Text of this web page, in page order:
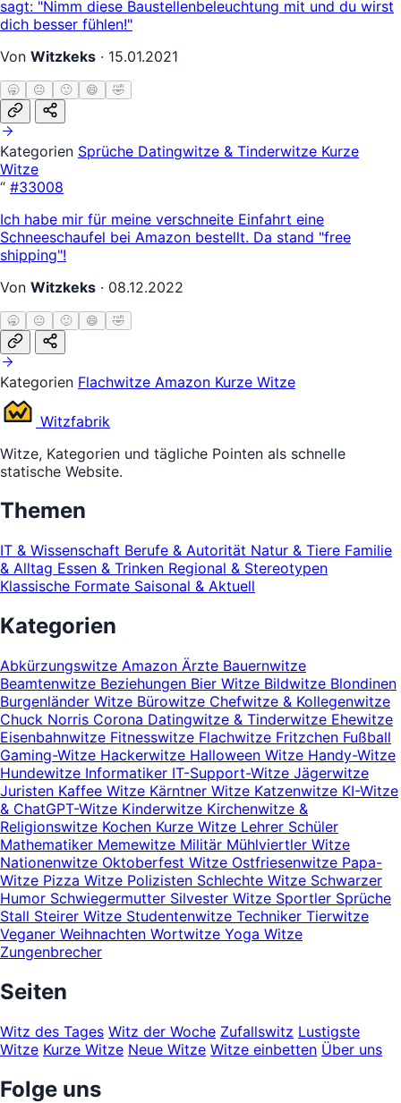
sagt: "Nimm diese Baustellenbeleuchtung mit und du wirst
dich besser fühlen!"
Von Witzkeks · 15.01.2021
🥱 😐 🙂 😄 🤣
Kategorien Sprüche Datingwitze & Tinderwitze Kurze
Witze
“ #33008
Ich habe mir für meine verschneite Einfahrt eine
Schneeschaufel bei Amazon bestellt. Da stand "free
shipping"!
Von Witzkeks · 08.12.2022
🥱 😐 🙂 😄 🤣
Kategorien Flachwitze Amazon Kurze Witze
Witzfabrik
Witze, Kategorien und tägliche Pointen als schnelle
statische Website.
Themen
IT & Wissenschaft Berufe & Autorität Natur & Tiere Familie
& Alltag Essen & Trinken Regional & Stereotypen
Klassische Formate Saisonal & Aktuell
Kategorien
Abkürzungswitze Amazon Ärzte Bauernwitze
Beamtenwitze Beziehungen Bier Witze Bildwitze Blondinen
Burgenländer Witze Bürowitze Chefwitze & Kollegenwitze
Chuck Norris Corona Datingwitze & Tinderwitze Ehewitze
Eisenbahnwitze Fitnesswitze Flachwitze Fritzchen Fußball
Gaming-Witze Hackerwitze Halloween Witze Handy-Witze
Hundewitze Informatiker IT-Support-Witze Jägerwitze
Juristen Kaffee Witze Kärntner Witze Katzenwitze KI-Witze
& ChatGPT-Witze Kinderwitze Kirchenwitze &
Religionswitze Kochen Kurze Witze Lehrer Schüler
Mathematiker Memewitze Militär Mühlviertler Witze
Nationenwitze Oktoberfest Witze Ostfriesenwitze Papa-
Witze Pizza Witze Polizisten Schlechte Witze Schwarzer
Humor Schwiegermutter Silvester Witze Sportler Sprüche
Stall Steirer Witze Studentenwitze Techniker Tierwitze
Veganer Weihnachten Wortwitze Yoga Witze
Zungenbrecher
Seiten
Witz des Tages Witz der Woche Zufallswitz Lustigste
Witze Kurze Witze Neue Witze Witze einbetten Über uns
Folge uns